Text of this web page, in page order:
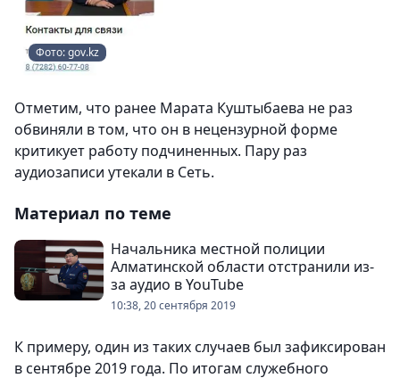
Фото: gov.kz
Отметим, что ранее Марата Куштыбаева не раз
обвиняли в том, что он в нецензурной форме
критикует работу подчиненных. Пару раз
аудиозаписи утекали в Сеть.
Материал по теме
Начальника местной полиции
Алматинской области отстранили из-
за аудио в YouTube
10:38, 20 сентября 2019
К примеру, один из таких случаев был зафиксирован
в сентябре 2019 года. По итогам служебного